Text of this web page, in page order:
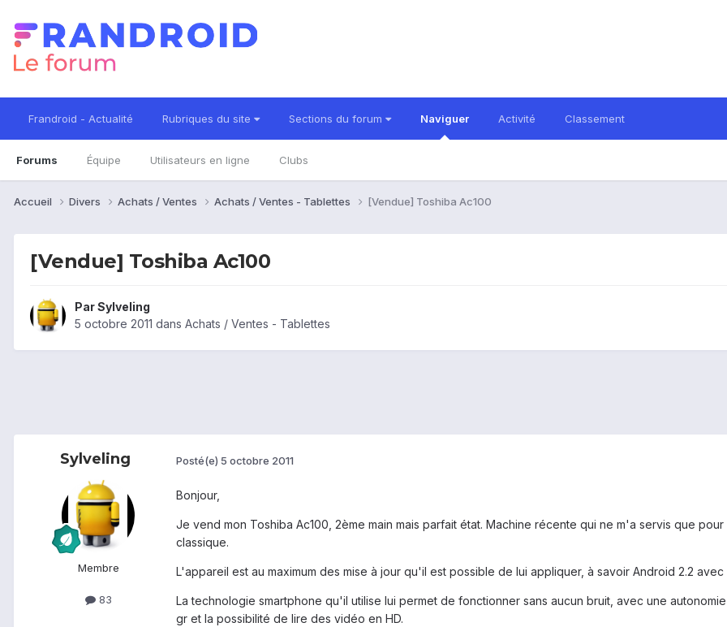
Frandroid - Actualité Rubriques du site Sections du forum Naviguer
Forums Équipe Utilisateurs en ligne Clubs
Activité Classement
Accueil Divers Achats / Ventes Achats / Ventes - Tablettes [Vendue] Toshiba Ac100
[Vendue] Toshiba Ac100
ParSylveling
5 octobre 2011 dans Achats / Ventes - Tablettes
Sylveling
Membre
83
Posté(e) 5 octobre 2011
Bonjour,
Je vend mon Toshiba Ac100, 2ème main mais parfait état. Machine récente qui ne m'a servis que
classique.
L'appareil est au maximum des mise à jour qu'il est possible de lui appliquer, à savoir Android 2.2
La technologie smartphone qu'il utilise lui permet de fonctionner sans aucun bruit, avec une
gr et la possibilité de lire des vidéo en HD.